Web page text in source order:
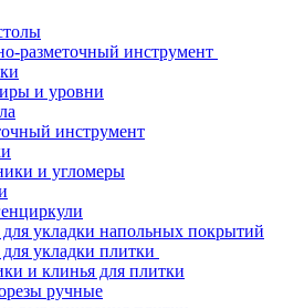
разметочный инструмент
и уровни
инструмент
и угломеры
укладки напольных покрытий
укладки плитки
и клинья для плитки
ручные